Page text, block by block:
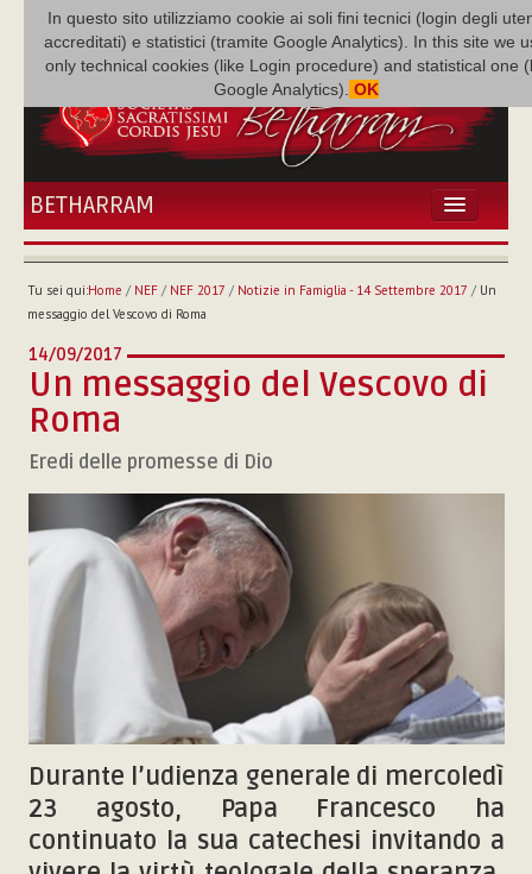
In questo sito utilizziamo cookie ai soli fini tecnici (login degli
accreditati) e statistici (tramite Google Analytics). In this site we
only technical cookies (like Login procedure) and statistical one
Google Analytics). OK
BETHARRAM
HOME
BÉTHARRAM
MISSIONE
NEF
MEDIATECA
P. AUGUSTO ETCHECOPAR
Tu sei qui:Home / NEF/ NEF 2017 / Notizie in Famiglia - 14 Settembre 2017 / Un
messaggio del Vescovo di Roma
14/09/2017
Un messaggio del Vescovo di
Roma
Eredi delle promesse di Dio
Durante l’udienza generale di mercoledì
23 agosto, Papa Francesco ha
continuato la sua catechesi invitando a